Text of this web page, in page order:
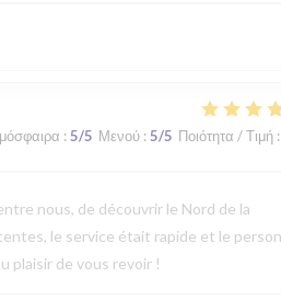
: 5/5 Μενού: 5/5 Ποιότητα / Τιμή:
nous, de découvrir le Nord de la
le service était rapide et le
plaisir de vous revoir !